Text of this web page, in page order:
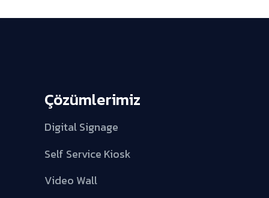
Çözümlerimiz
Digital Signage
Self Service Kiosk
Video Wall